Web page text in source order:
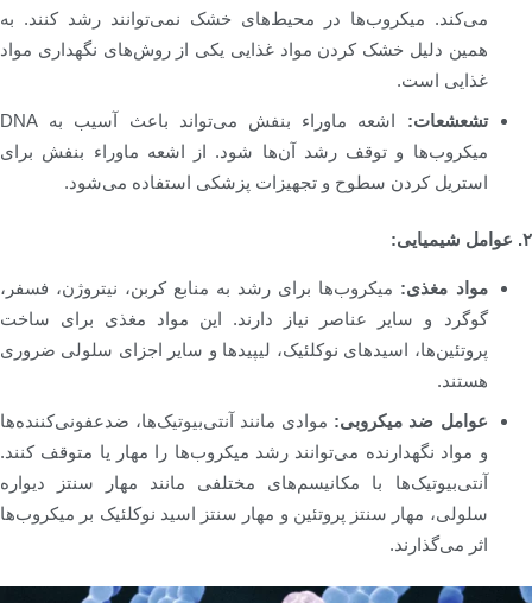
می‌کند. میکروب‌ها در محیط‌های خشک نمی‌توانند رشد کنند. به
همین دلیل خشک کردن مواد غذایی یکی از روش‌های نگهداری مواد
غذایی است.
تشعشعات:
اشعه ماوراء بنفش می‌تواند باعث آسیب به DNA
میکروب‌ها و توقف رشد آن‌ها شود. از اشعه ماوراء بنفش برای
استریل کردن سطوح و تجهیزات پزشکی استفاده می‌شود.
۲. عوامل شیمیایی:
مواد مغذی: میکروب‌ها برای رشد به منابع کربن، نیتروژن، فسفر،
گوگرد و سایر عناصر نیاز دارند. این مواد مغذی برای ساخت
پروتئین‌ها، اسیدهای نوکلئیک، لیپیدها و سایر اجزای سلولی ضروری
هستند.
عوامل ضد میکروبی: موادی مانند آنتی‌بیوتیک‌ها، ضدعفونی‌کننده‌ها
و مواد نگهدارنده می‌توانند رشد میکروب‌ها را مهار یا متوقف کنند.
آنتی‌بیوتیک‌ها با مکانیسم‌های مختلفی مانند مهار سنتز دیواره
سلولی، مهار سنتز پروتئین و مهار سنتز اسید نوکلئیک بر میکروب‌ها
اثر می‌گذارند.